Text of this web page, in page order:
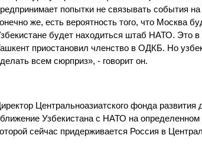
попытки не связывать события
же, есть вероятность того, что Москва
будет находиться штаб НАТО. Это
приостановил членство в ОДКБ. Но
всем сюрприз», - говорит он.
Центральноазиатского фонда развития
Узбекистана с НАТО на определенном
сейчас придерживается Россия в